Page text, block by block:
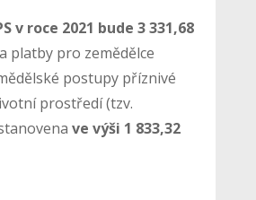
v roce 2021 bude 3 331,68
platby pro zemědělce
postupy příznivé
prostředí (tzv.
ve výši 1 833,32